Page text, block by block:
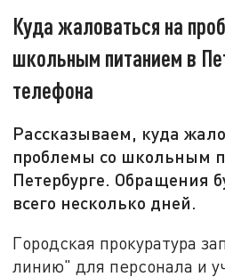
Куда жаловаться на
школьным питанием в
телефона
Рассказываем, куда
проблемы со школьным
Петербурге. Обращения
всего несколько дней.
Городская прокуратура
линию" для персонала и